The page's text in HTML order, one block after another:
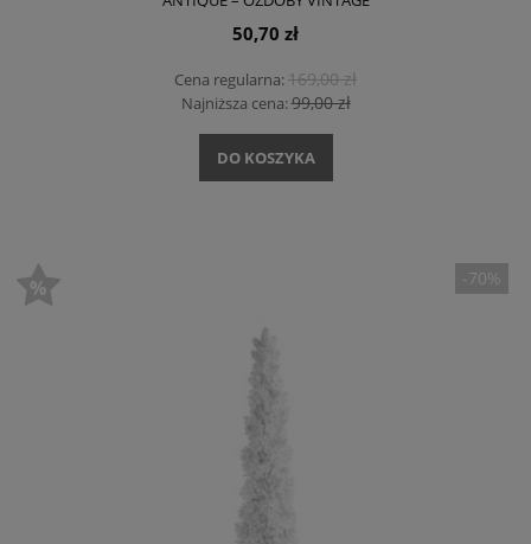
50,70 zł
Cena regularna:169,00 zł
Najniższa cena:99,00 zł
DO KOSZYKA
-70%